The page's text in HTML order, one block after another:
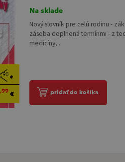
,90 €
,99 €
Na sklade
Nový slovník pre celú rodinu -
zásoba doplnená termínmi - z
medicíny,...
pridať do košíka